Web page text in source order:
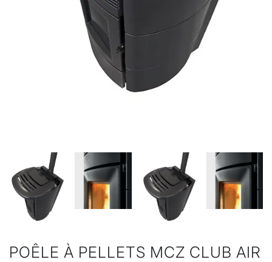
POÊLE À PELLETS MCZ CLUB AIR